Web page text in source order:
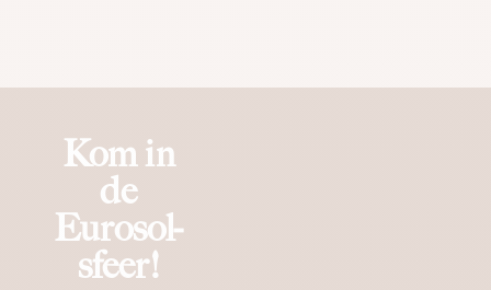
Kom in
de
Eurosol-
sfeer!